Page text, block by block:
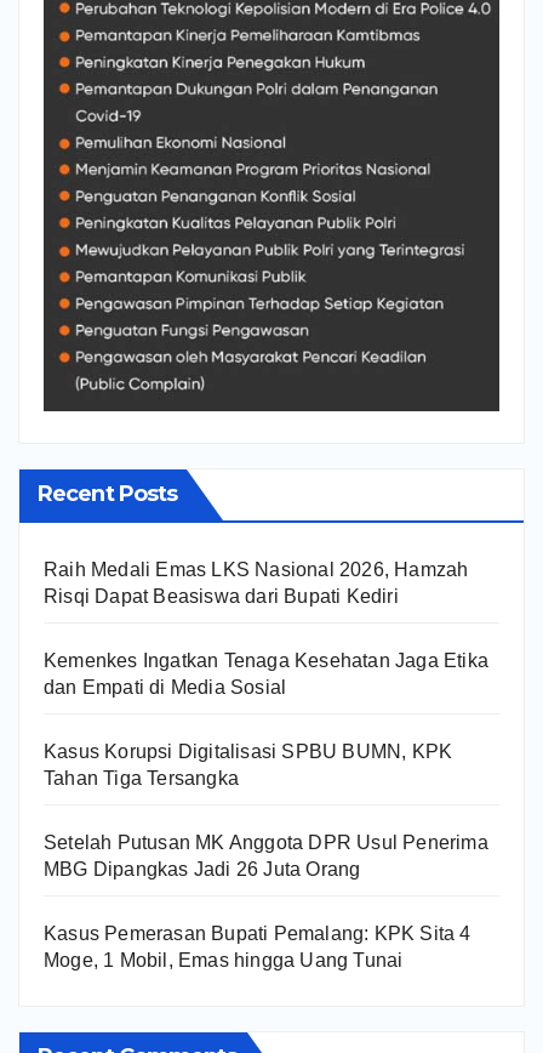
Recent Posts
Raih Medali Emas LKS Nasional 2026, Hamzah
Risqi Dapat Beasiswa dari Bupati Kediri
Kemenkes Ingatkan Tenaga Kesehatan Jaga Etika
dan Empati di Media Sosial
Kasus Korupsi Digitalisasi SPBU BUMN, KPK
Tahan Tiga Tersangka
Setelah Putusan MK Anggota DPR Usul Penerima
MBG Dipangkas Jadi 26 Juta Orang
Kasus Pemerasan Bupati Pemalang: KPK Sita 4
Moge, 1 Mobil, Emas hingga Uang Tunai